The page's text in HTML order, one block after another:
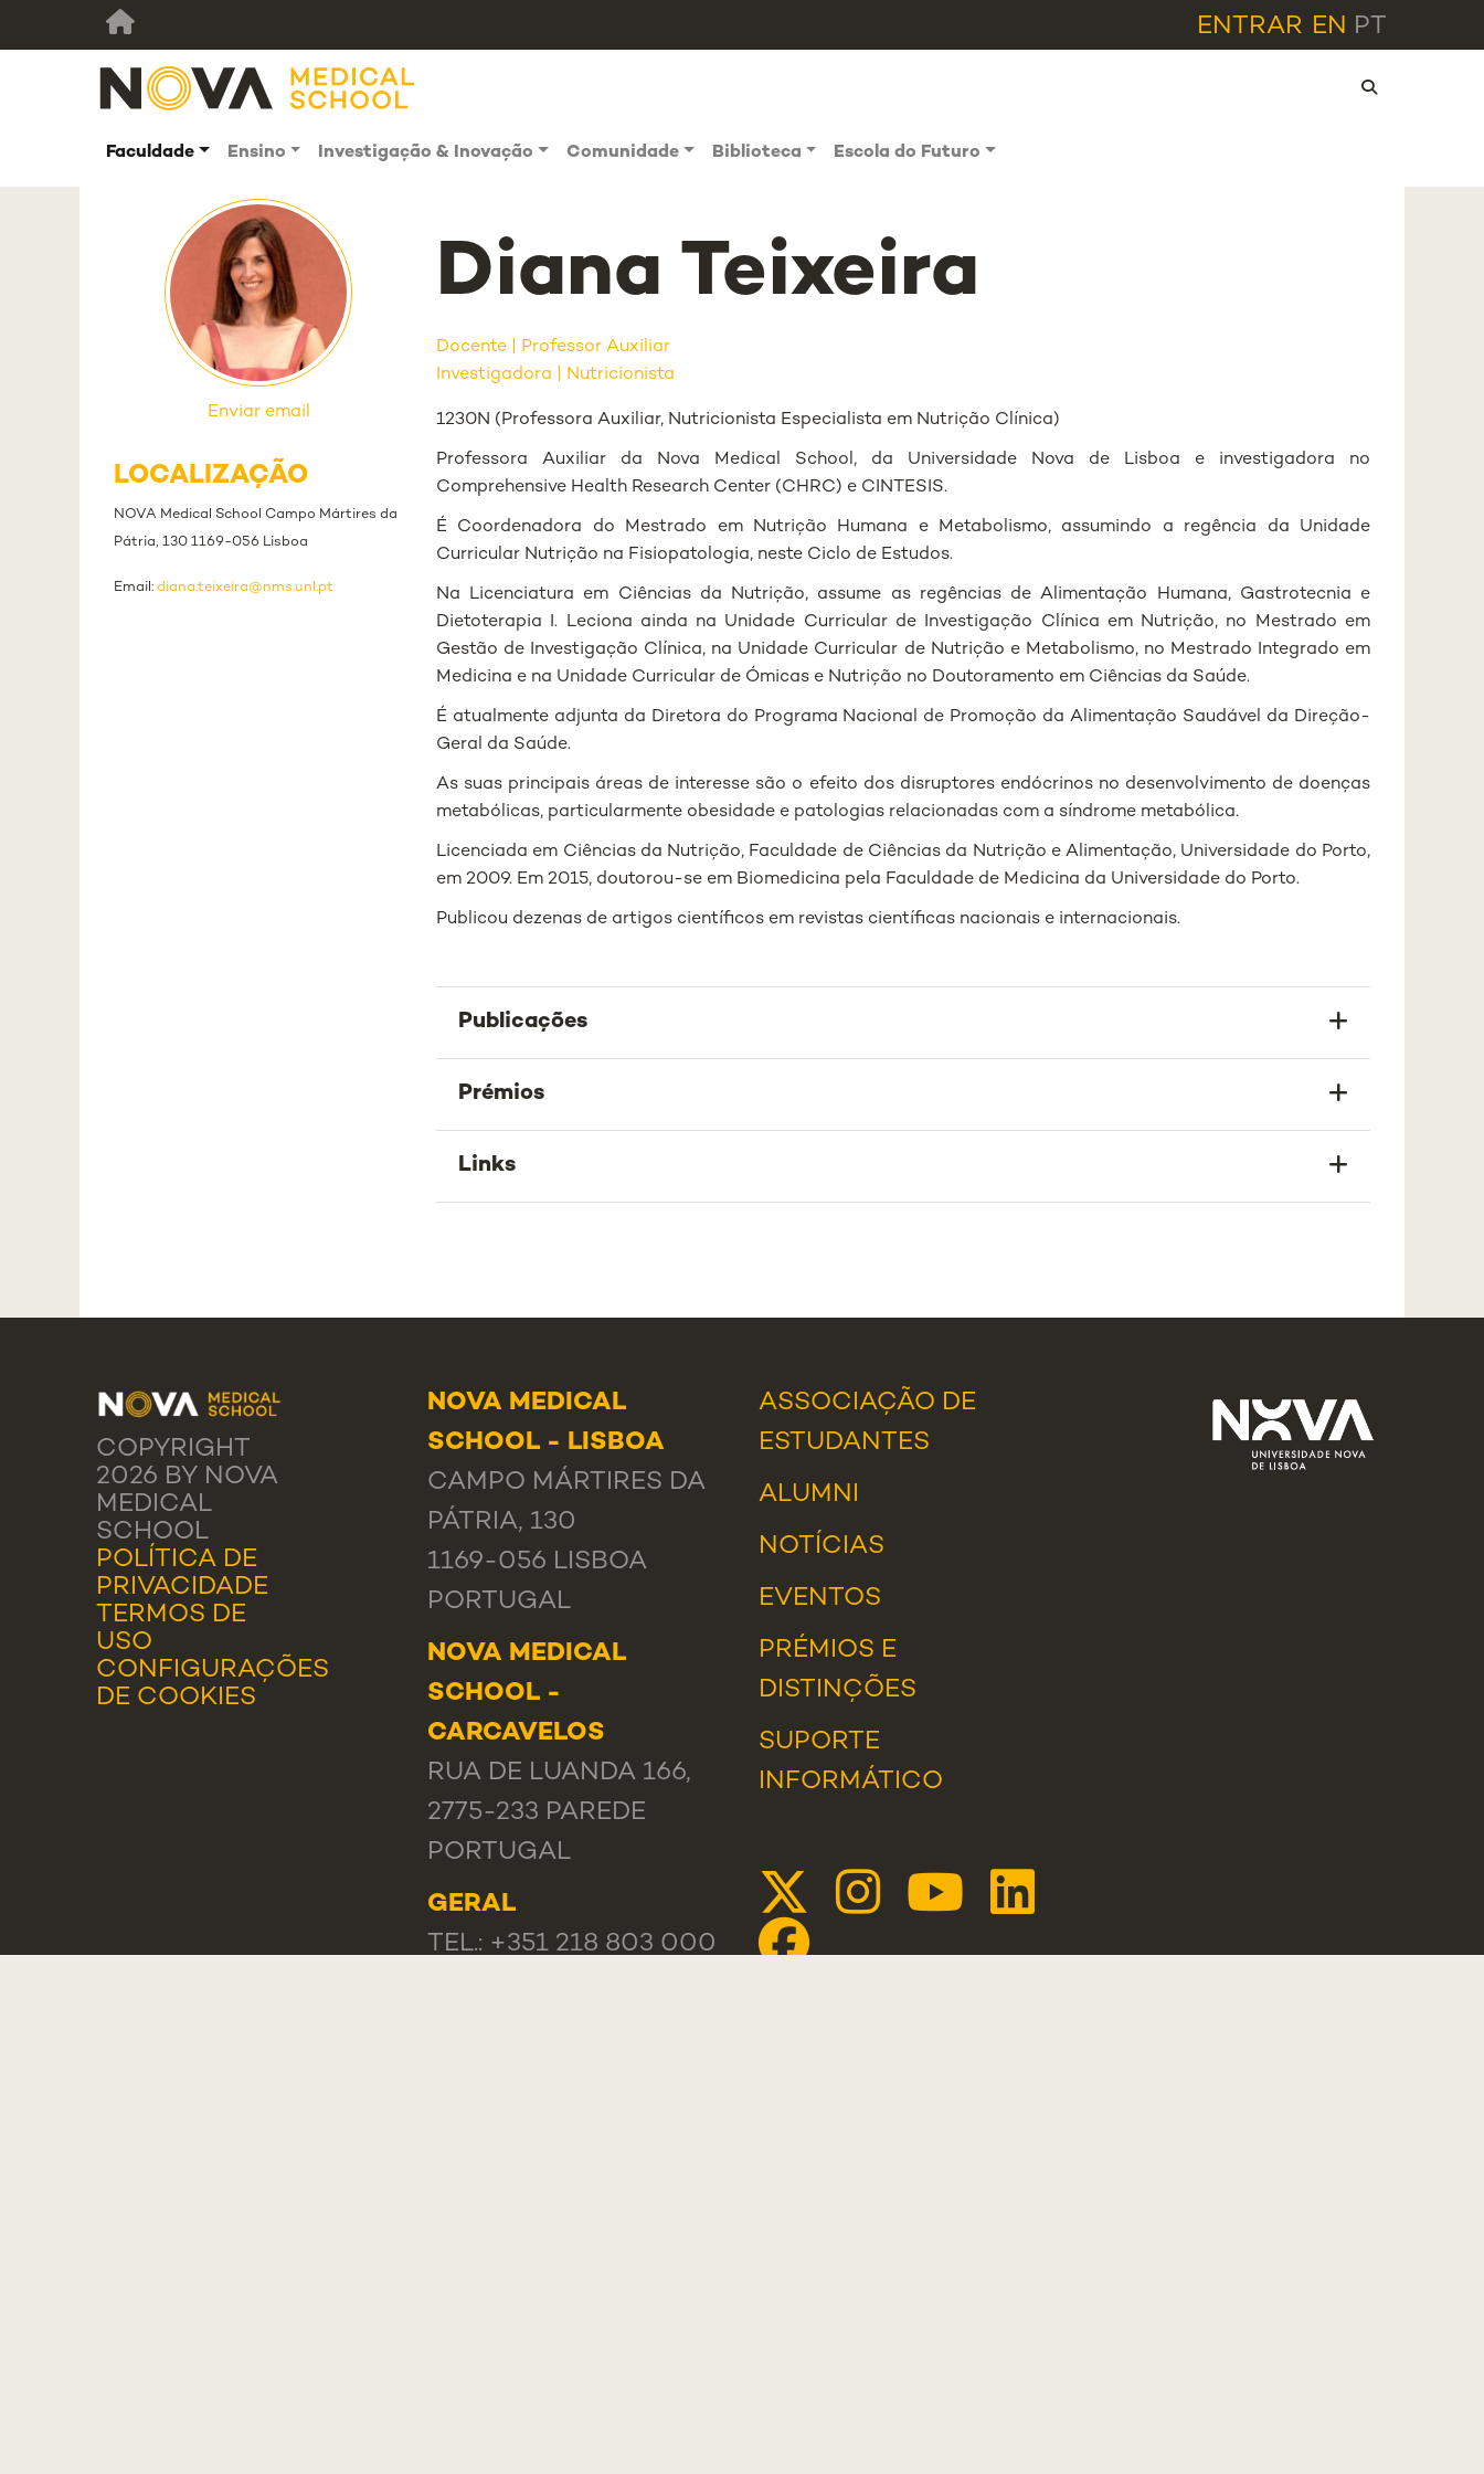
ENTRAR EN PT
Faculdade Ensino Investigação & Inovação Comunidade Biblioteca Escola do Futuro
Enviar email
LOCALIZAÇÃO
NOVA Medical School Campo Mártires da
Pátria, 130 1169-056 Lisboa
Email: diana.teixeira@nms.unl.pt
Diana Teixeira
Docente
Professor Auxiliar
Investigadora | Nutricionista
1230N (Professora Auxiliar, Nutricionista Especialista em Nutrição Clínica)
Professora Auxiliar da Nova Medical School, da Universidade Nova de Lisboa e investigadora no
Comprehensive Health Research Center (CHRC) e CINTESIS.
É Coordenadora do Mestrado em Nutrição Humana e Metabolismo, assumindo a regência da Unidade
Curricular Nutrição na Fisiopatologia, neste Ciclo de Estudos.
Na Licenciatura em Ciências da Nutrição, assume as regências de Alimentação Humana, Gastrotecnia e
Dietoterapia I. Leciona ainda na Unidade Curricular de Investigação Clínica em Nutrição, no Mestrado em
Gestão de Investigação Clínica, na Unidade Curricular de Nutrição e Metabolismo, no Mestrado Integrado em
Medicina e na Unidade Curricular de Ómicas e Nutrição no Doutoramento em Ciências da Saúde.
É atualmente adjunta da Diretora do Programa Nacional de Promoção da Alimentação Saudável da Direção-
Geral da Saúde.
As suas principais áreas de interesse são o efeito dos disruptores endócrinos no desenvolvimento de doenças
metabólicas, particularmente obesidade e patologias relacionadas com a síndrome metabólica.
Licenciada em Ciências da Nutrição, Faculdade de Ciências da Nutrição e Alimentação, Universidade do Porto,
em 2009. Em 2015, doutorou-se em Biomedicina pela Faculdade de Medicina da Universidade do Porto.
Publicou dezenas de artigos científicos em revistas científicas nacionais e internacionais.
Publicações
Prémios
Links
COPYRIGHT
2026 BY NOVA
MEDICAL
SCHOOL
POLÍTICA DE
PRIVACIDADE
TERMOS DE
USO
CONFIGURAÇÕES
DE COOKIES
NOVA MEDICAL
SCHOOL - LISBOA
CAMPO MÁRTIRES DA
PÁTRIA, 130
1169-056 LISBOA
PORTUGAL
NOVA MEDICAL
SCHOOL -
CARCAVELOS
RUA DE LUANDA 166,
2775-233 PAREDE
PORTUGAL
GERAL
TEL.: +351 218 803 000
ASSOCIAÇÃO DE
ESTUDANTES
ALUMNI
NOTÍCIAS
EVENTOS
PRÉMIOS E
DISTINÇÕES
SUPORTE
INFORMÁTICO